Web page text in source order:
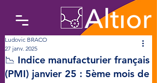
📉 Indice manufacturier français
(PMI) janvier 25 : 5ème mois de
Ludovic BRACO
27 janv. 2025